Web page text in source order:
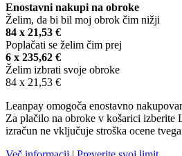
Enostavni nakupi na obroke
Želim, da bi bil moj obrok čim nižji
84 x 21,53 €
Poplačati se želim čim prej
6 x 235,62 €
Želim izbrati svoje obroke
84 x 21,53 €
Leanpay omogoča enostavno
Za plačilo na obroke v košarici izberite
izračun ne vključuje stroška ocene